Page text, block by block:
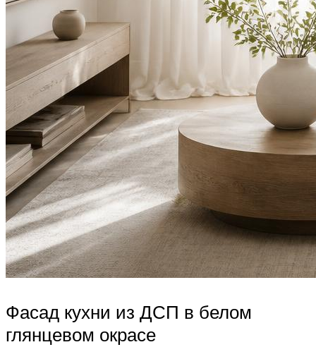
Фасад кухни из ДСП в белом
глянцевом окрасе